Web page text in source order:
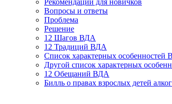
Рекомендации для новичков
Вопросы и ответы
Проблема
Решение
12 Шагов ВДА
12 Традиций ВДА
Список характерных особенностей
Другой список характерных
12 Обещаний ВДА
Билль о правах взрослых детей